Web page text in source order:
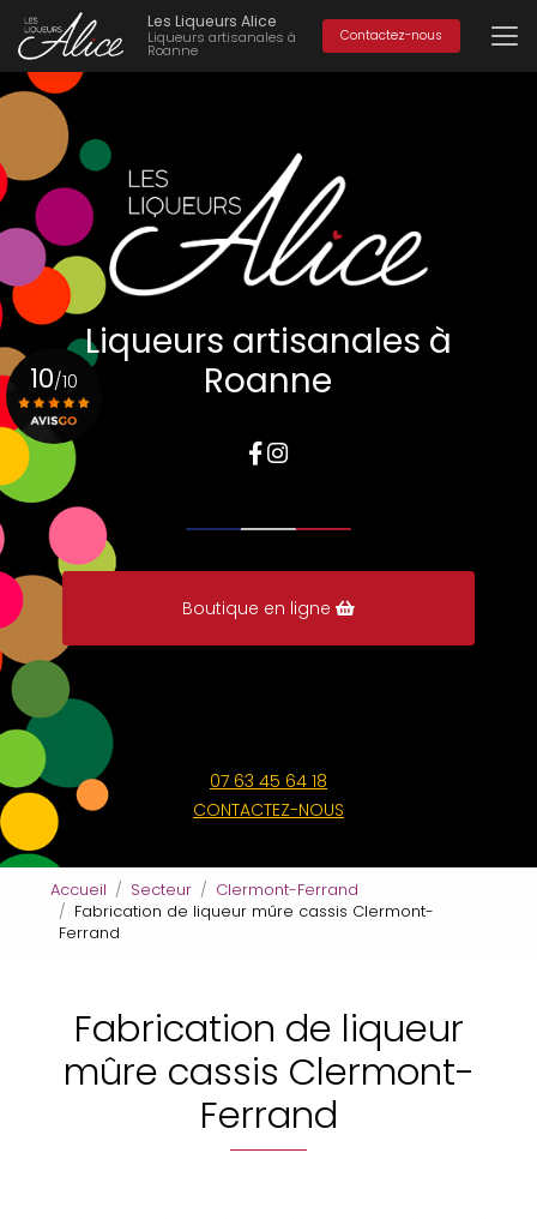
Aller
contenu
principal
Les Liqueurs Alice
Liqueurs artisanales à
Roanne
Contactez-nous
Liqueurs artisanales à
Roanne
Boutique en ligne
07 63 45 64 18
CONTACTEZ-NOUS
10/10
Voir le certificat
Accueil Secteur
Clermont-Ferrand
Fabrication de liqueur mûre cassis Clermont-
Ferrand
Fabrication de liqueur
mûre cassis Clermont-
Ferrand